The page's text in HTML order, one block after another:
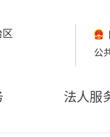
公
法人服